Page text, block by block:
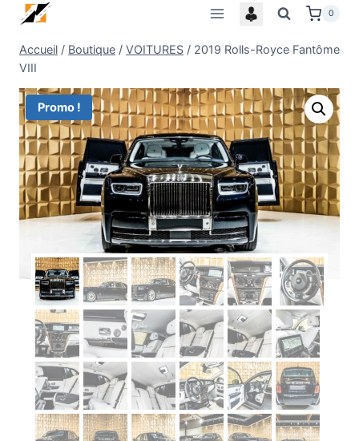
Skip
content
0
Accueil / Boutique / VOITURES / 2019 Rolls-Royce Fantôme
VIII
Promo !